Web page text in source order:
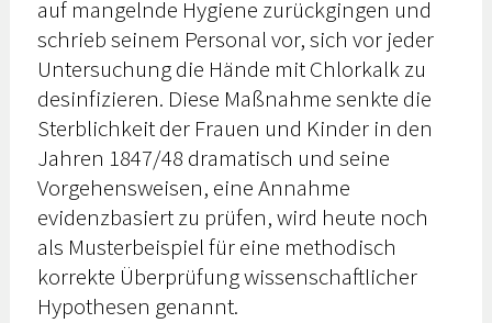
auf mangelnde Hygiene zurückgingen und
schrieb seinem Personal vor, sich vor jeder
Untersuchung die Hände mit Chlorkalk zu
desinfizieren. Diese Maßnahme senkte die
Sterblichkeit der Frauen und Kinder in den
Jahren 1847/48 dramatisch und seine
Vorgehensweisen, eine Annahme
evidenzbasiert zu prüfen, wird heute noch
als Musterbeispiel für eine methodisch
korrekte Überprüfung wissenschaftlicher
Hypothesen genannt.